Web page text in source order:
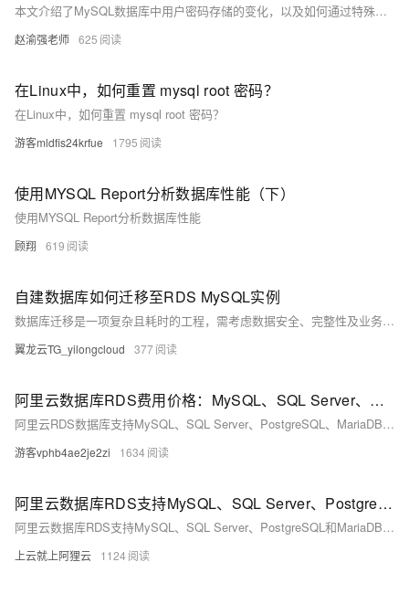
本文介绍了MySQL数据库中用户密码存储的变化，以及如何通过特殊方法重置root用户的密码。从MySQL 5.7版本开始，密码字段由“password”改为“authentication_string”。文章详细列出了重置密码的步骤，并提供了相关代码示例和视频教程。
赵渝强老师 625
在Linux中，如何重置 mysql root 密码？
在Linux中，如何重置 mysql root 密码？
游客mldfis24krfue 1795
使用MYSQL Report分析数据库性能（下）
使用MYSQL Report分析数据库性能
顾翔 619
自建数据库如何迁移至RDS MySQL实例
数据库迁移是一项复杂且耗时的工程，需考虑数据安全、完整性及业务中断影响。使用阿里云数据传输服务DTS，可快速、平滑完成迁移任务，将应用停机时间降至分钟级。您还可通过全量备份自建数据库并恢复至RDS MySQL实例，实现间接迁移上云。
翼龙云TG_yilongcloud 377
阿里云数据库RDS费用价格：MySQL、SQL Server、PostgreSQL和MariaDB引擎收费标准
阿里云RDS数据库支持MySQL、SQL Server、PostgreSQL、MariaDB，多种引擎优惠上线！MySQL倚天版88元/年，SQL Server 2核4G仅299元/年，PostgreSQL 227元/年起。高可用、可弹性伸缩，安全稳定。详情见官网活动页。
游客vphb4ae2je2zi 1634
阿里云数据库RDS支持MySQL、SQL Server、PostgreSQL和MariaDB引擎
阿里云数据库RDS支持MySQL、SQL Server、PostgreSQL和MariaDB引擎，提供高性价比、稳定安全的云数据库服务，适用于多种行业与业务场景。
上云就上阿狸云 1124